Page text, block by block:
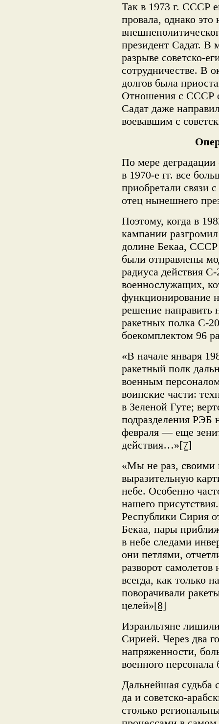
Так в 1973 г. СССР
провала, однако
президент Садат. В
разрыве советско-
сотрудничестве. В
долгов была
Отношения с СССР
Садат даже
воевавшим с
По мере деградации
в 1970-е гг. все
приобретали связи
отец нынешнего
Поэтому, когда в
кампании
долине Бекаа,
были отправлены
радиуса действия
военнослужащих,
функционирование
решение направить
ракетных полка С-
боекомплектом 96
«В начале января
ракетный полк
военным
воинские части:
в Зеленой Гуте;
подразделения РЭБ
февраля — еще
действия…»[7]
«Мы не раз, своими
выразительную
небе. Особенно
нашего
Республики Сирия
Бекаа, пары
в небе следами
они петлями,
разворот
всегда, как только
поворачивали
целей»[8]
Израильтяне
Сирией. Через два
напряженности,
военного
Дальнейшая судьба
да и советско-
столько